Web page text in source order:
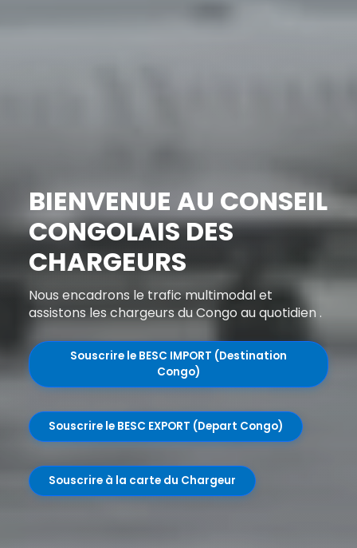
BIENVENUE AU CONSEIL
CONGOLAIS DES
CHARGEURS
Nous encadrons le trafic multimodal et
assistons les chargeurs du Congo au quotidien .
Souscrire le BESC IMPORT (Destination
Congo)
Souscrire le BESC EXPORT (Depart Congo)
Souscrire à la carte du Chargeur